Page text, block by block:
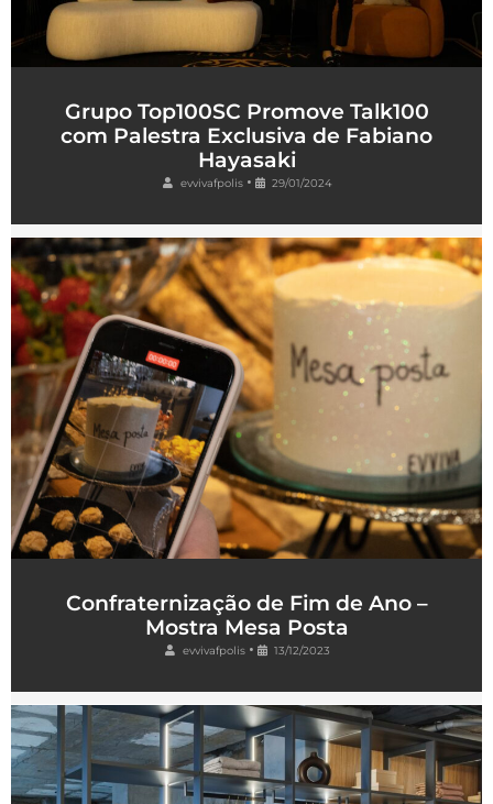
Grupo Top100SC Promove Talk100
com Palestra Exclusiva de Fabiano
Hayasaki
evvivafpolis • 29/01/2024
Confraternização de Fim de Ano –
Mostra Mesa Posta
evvivafpolis • 13/12/2023